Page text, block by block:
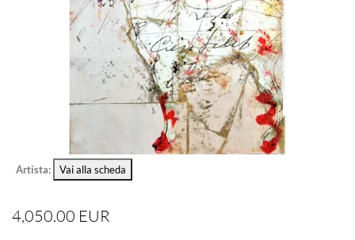
Artista: Vai alla scheda
4,050.00 EUR